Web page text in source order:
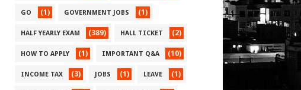
GO (1) GOVERNMENT JOBS (1)
HALF YEARLY EXAM (389) HALL TICKET (2)
HOW TO APPLY (1) IMPORTANT Q&A (10)
INCOME TAX (3) JOBS (1) LEAVE (1)